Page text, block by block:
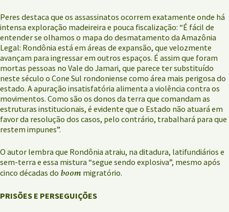
Peres destaca que os assassinatos ocorrem exatamente onde há
intensa exploração madeireira e pouca fiscalização: “É fácil de
entender se olhamos o mapa do desmatamento da Amazônia
Legal: Rondônia está em áreas de expansão, que velozmente
avançam para ingressar em outros espaços. É assim que foram
mortas pessoas no Vale do Jamari, que parece ter substituído
neste século o Cone Sul rondoniense como área mais perigosa do
estado. A apuração insatisfatória alimenta a violência contra os
movimentos. Como são os donos da terra que comandam as
estruturas institucionais, é evidente que o Estado não atuará em
favor da resolução dos casos, pelo contrário, trabalhará para que
restem impunes”.
O autor lembra que Rondônia atraiu, na ditadura, latifundiários e
sem-terra e essa mistura “segue sendo explosiva”, mesmo após
cinco décadas do boom migratório.
PRISÕES E PERSEGUIÇÕES